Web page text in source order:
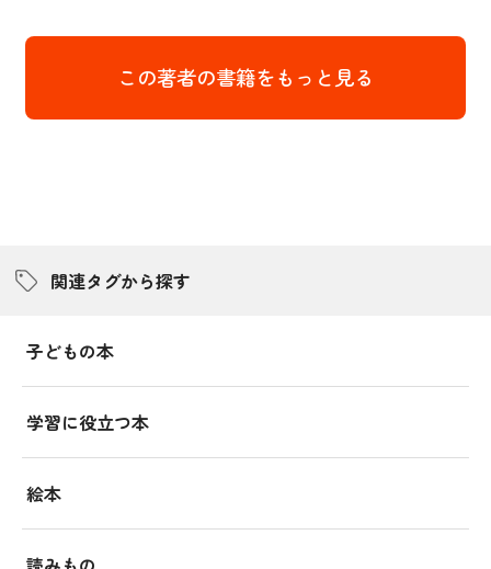
この著者の書籍をもっと見る
関連タグから探す
子どもの本
学習に役立つ本
絵本